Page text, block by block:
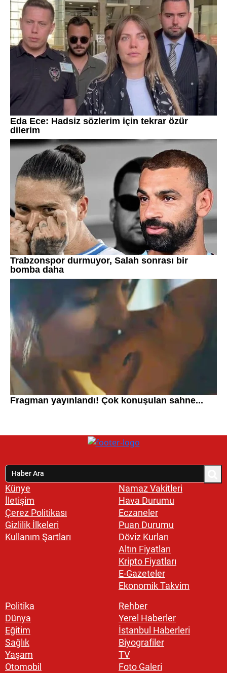
Künye
İletişim
Çerez Politikası
Gizlilik İlkeleri
Kullanım Şartları
Namaz Vakitleri
Hava Durumu
Eczaneler
Puan Durumu
Döviz Kurları
Altın Fiyatları
Kripto Fiyatları
E-Gazeteler
Ekonomik Takvim
Politika
Dünya
Eğitim
Sağlık
Yaşam
Otomobil
Rehber
Yerel Haberler
İstanbul Haberleri
Biyografiler
TV
Foto Galeri